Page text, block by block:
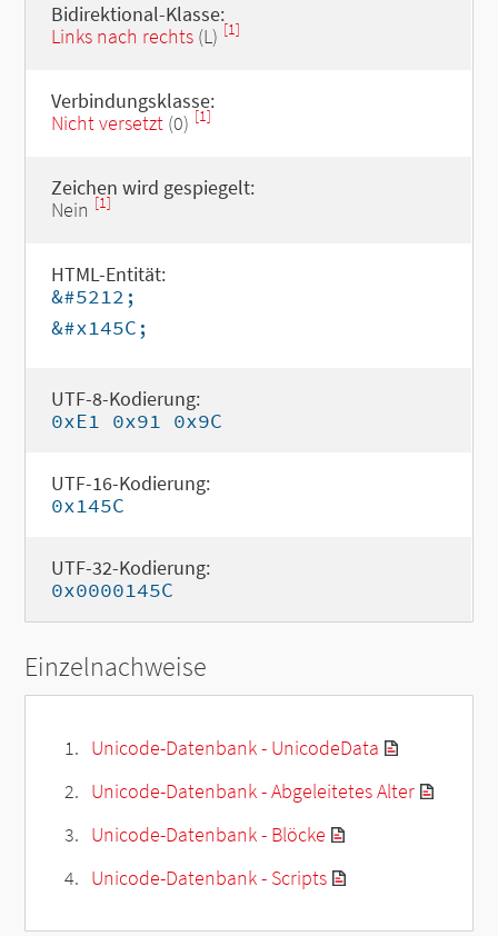
Bidirektional-Klasse:
Links nach rechts(L) [1]
Verbindungsklasse:
Nicht versetzt(0) [1]
Zeichen wird gespiegelt:
Nein [1]
HTML-Entität:
&#5212;
&#x145C;
UTF-8-Kodierung:
0xE1 0x91 0x9C
UTF-16-Kodierung:
0x145C
UTF-32-Kodierung:
0x0000145C
Einzelnachweise
Unicode-Datenbank - UnicodeData
Unicode-Datenbank - Abgeleitetes Alter
Unicode-Datenbank - Blöcke
Unicode-Datenbank - Scripts